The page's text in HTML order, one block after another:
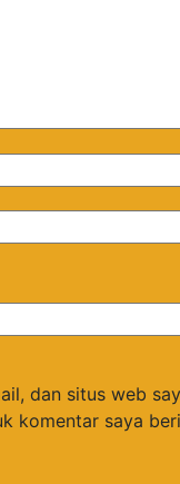
dan situs web
komentar saya